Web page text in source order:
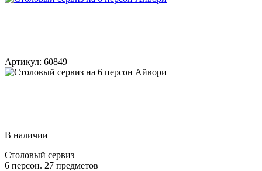
Артикул: 60849
В наличии
Столовый сервиз
6 персон. 27 предметов